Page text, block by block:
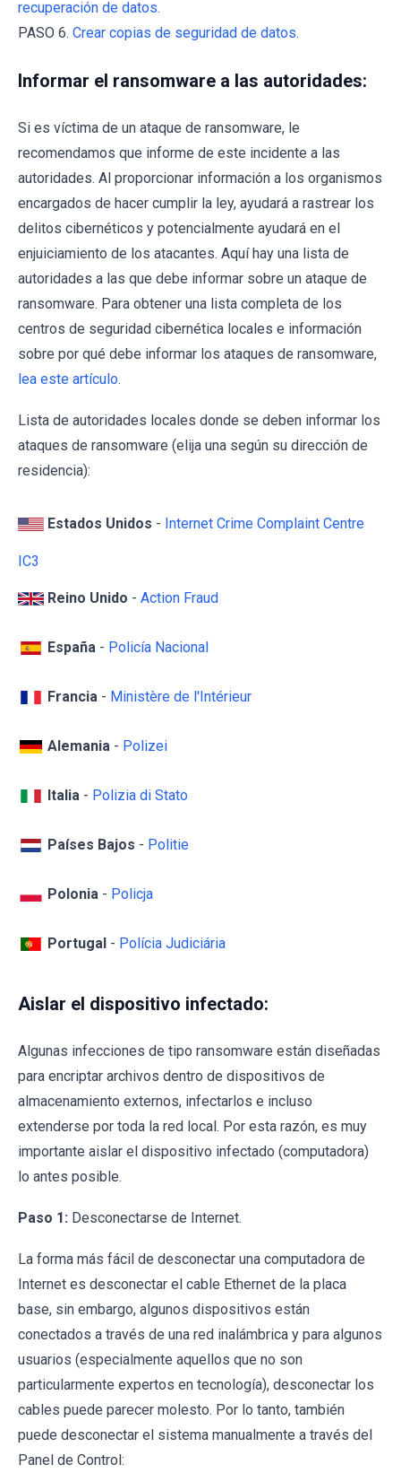
recuperación de datos.
PASO 6. Crear copias de seguridad de datos.
Informar el ransomware a las autoridades:
Si es víctima de un ataque de ransomware, le
recomendamos que informe de este incidente a las
autoridades. Al proporcionar información a los organismos
encargados de hacer cumplir la ley, ayudará a rastrear los
delitos cibernéticos y potencialmente ayudará en el
enjuiciamiento de los atacantes. Aquí hay una lista de
autoridades a las que debe informar sobre un ataque de
ransomware. Para obtener una lista completa de los
centros de seguridad cibernética locales e información
sobre por qué debe informar los ataques de ransomware,
lea este artículo.
Lista de autoridades locales donde se deben informar los
ataques de ransomware (elija una según su dirección de
residencia):
Estados Unidos - Internet Crime Complaint Centre
IC3
Reino Unido - Action Fraud
España - Policía Nacional
Francia - Ministère de l'Intérieur
Alemania - Polizei
Italia - Polizia di Stato
Países Bajos - Politie
Polonia - Policja
Portugal - Polícia Judiciária
Aislar el dispositivo infectado:
Algunas infecciones de tipo ransomware están diseñadas
para encriptar archivos dentro de dispositivos de
almacenamiento externos, infectarlos e incluso
extenderse por toda la red local. Por esta razón, es muy
importante aislar el dispositivo infectado (computadora)
lo antes posible.
Paso 1: Desconectarse de Internet.
La forma más fácil de desconectar una computadora de
Internet es desconectar el cable Ethernet de la placa
base, sin embargo, algunos dispositivos están
conectados a través de una red inalámbrica y para algunos
usuarios (especialmente aquellos que no son
particularmente expertos en tecnología), desconectar los
cables puede parecer molesto. Por lo tanto, también
puede desconectar el sistema manualmente a través del
Panel de Control: